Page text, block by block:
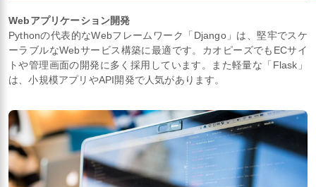
Webアプリケーション開発
Pythonの代表的なWebフレームワーク「Django」は、堅牢でスケ
ーラブルなWebサービス構築に最適です。カオピーズでもECサイ
トや管理画面の開発に多く採用しています。また軽量な「Flask」
は、小規模アプリやAPI開発で人気があります。